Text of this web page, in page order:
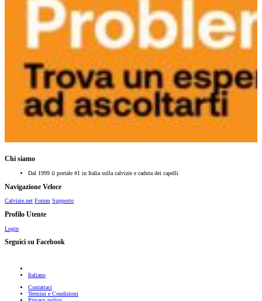
Chi siamo
Dal 1999 il portale #1 in Italia sulla calvizie e caduta dei capelli
Navigazione Veloce
Calvizie.net Forum Supporto
Profilo Utente
Login
Seguici su Facebook
Italiano
Contattaci
Termini e Condizioni